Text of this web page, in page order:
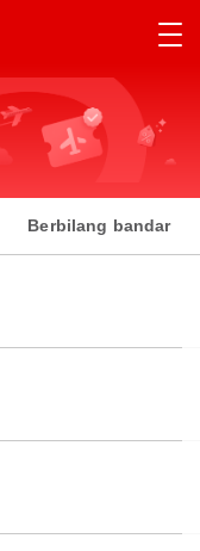
Berbilang bandar